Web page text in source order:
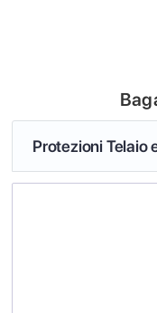
Protezioni Telaio